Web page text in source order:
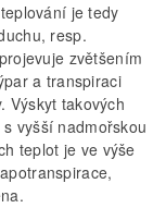
je tedy
resp.
zvětšením
a transpiraci
Výskyt takových
vyšší nadmořskou
teplot je ve výše